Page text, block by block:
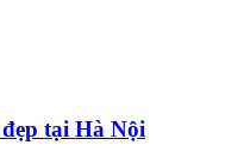
tại Hà Nội